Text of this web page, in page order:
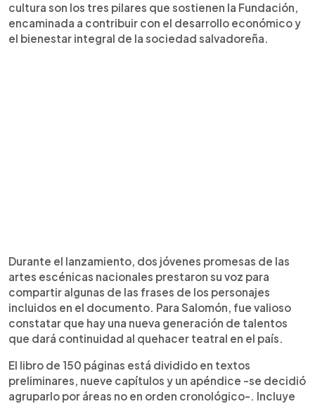
cultura son los tres pilares que sostienen la Fundación,
encaminada a contribuir con el desarrollo económico y
el bienestar integral de la sociedad salvadoreña.
Durante el lanzamiento, dos jóvenes promesas de las
artes escénicas nacionales prestaron su voz para
compartir algunas de las frases de los personajes
incluidos en el documento. Para Salomón, fue valioso
constatar que hay una nueva generación de talentos
que dará continuidad al quehacer teatral en el país.
El libro de 150 páginas está dividido en textos
preliminares, nueve capítulos y un apéndice -se decidió
agruparlo por áreas no en orden cronológico-. Incluye